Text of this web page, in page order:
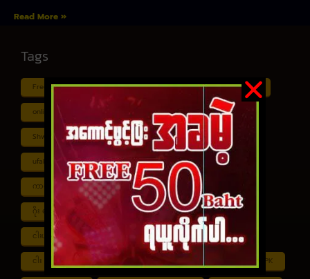
Read More »
Tags
Free ငါး ပစ် ဂိမ်း Myanmar ကာစီနို Online ငါး ဂိမ်း apk
online ငါး ပစ် ဂိမ်းapp Shan Koe Mee ငါး ပစ် ဂိမ်း
Shwe ကာစီနို APK UFABET ufabet888
ufabet เข้าสู่ระบบ ကာစီနို app ကာစီနို ဂိမ်း
ကာစီနို ငါး ပစ် ဂိမ်း ကာစီနို စလော့ဂိမ်း ကျွဲ စလော့ဂိမ်း
ဂိုး ပေါင်း လောင်း နည်း ငါး ဂိမ်း ငွေ အကောင် ဆုံး
ငါးပစ်ဂိမ်း App download ငါး ပစ် ဂိမ်း link
ငါး ပစ် ဂိမ်း ဆော့ နည်း ငါး ပစ် ဂိမ်း ပိုက်ဆံ ရ စလော့ဂိမ်း APK